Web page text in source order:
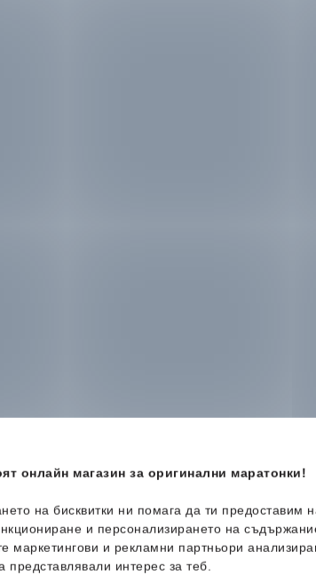
онлайн магазин за оригинални маратонки!
на бисквитки ни помага да ти предоставим
и персонализирането на
маркетингови и рекламни партньори
представлявали интерес за теб.